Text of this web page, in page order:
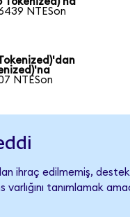
NTESon
NTESon
ihraç edilmemiş,
tanımlamak